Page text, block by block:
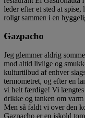
leder efter et sted at
roligt sammen i en
Gazpacho
Jeg glemmer aldrig
mod altid livlige og
kulturtilbud af enhver
termometret, og efter en
vi helt færdige! Vi længtes
drikke og tanken om
Men så faldt vi over den
Gazpacho er en iskold